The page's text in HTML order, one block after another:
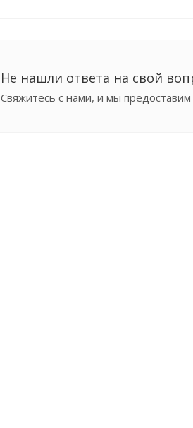
Не нашли ответа на свой
Свяжитесь с нами, и мы